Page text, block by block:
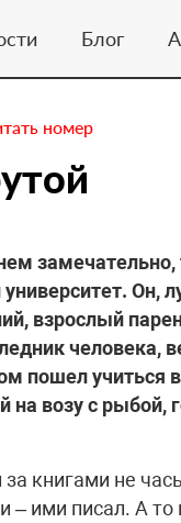
Блог
номер
Он,
взрослый
человека,
пошел учиться
на возу с рыбой,
книгами не
– ими писал. А